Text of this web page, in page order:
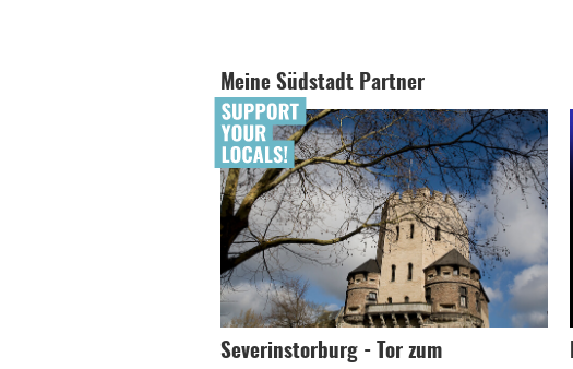
Meine Südstadt Partner
Severinstorburg - Tor zum